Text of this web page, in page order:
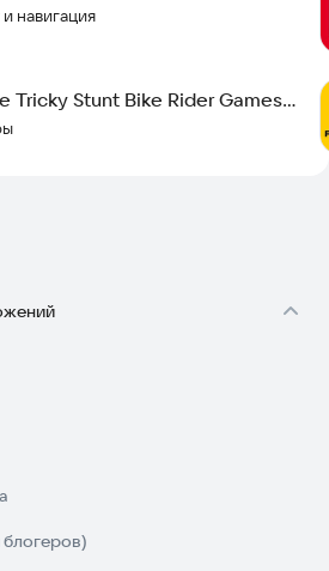
навигация
Tricky Stunt Bike Rider Games